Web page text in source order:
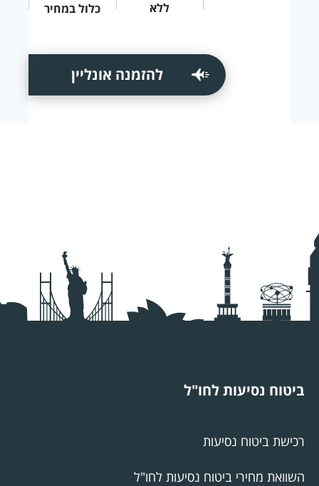
ללא כלול במחיר
להזמנה אונליין
ביטוח נסיעות לחו"ל
רכישת ביטוח נסיעות
השוואת מחירי ביטוח נסיעות לחו"ל